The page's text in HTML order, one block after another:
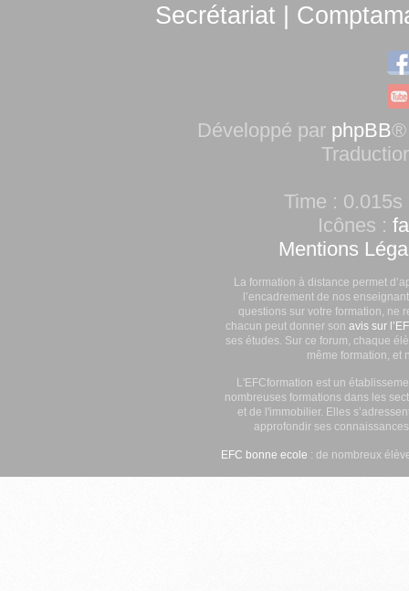
Secrétariat
Développé par phpBB®
Time :
Icônes :
Mentions
La formation à distance permet
l’encadrement de nos
questions sur votre formation, ne
chacun peut donner son avis sur
ses études. Sur ce forum, chaque
même formation, et
L'EFCformation est un
nombreuses formations dans les
et de l'immobilier. Elles
approfondir ses
EFC bonne ecole : de nombreux